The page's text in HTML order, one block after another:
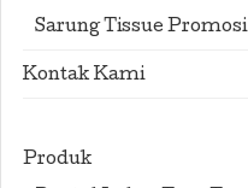
Sarung Tissue Promosi
Kontak Kami
Produk